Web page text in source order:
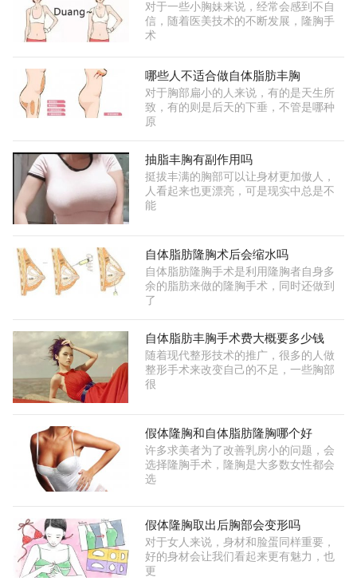
对于一些小胸妹来说，经常会感到不自
信，随着医美技术的不断发展，隆胸手
术
哪些人不适合做自体脂肪丰胸
对于胸部扁小的人来说，有的是天生所
致，有的则是后天的下垂，不管是哪种
原
抽脂丰胸有副作用吗
挺拔丰满的胸部可以让身材更加傲人，
人看起来也更漂亮，可是现实中总是不
能
自体脂肪隆胸术后会缩水吗
自体脂肪隆胸手术是利用隆胸者自身多
余的脂肪来做的隆胸手术，同时还做到
了
自体脂肪丰胸手术费大概要多少钱
随着现代整形技术的推广，很多的人做
整形手术来改变自己的不足，一些胸部
很
假体隆胸和自体脂肪隆胸哪个好
许多求美者为了改善乳房小的问题，会
选择隆胸手术，隆胸是大多数女性都会
选
假体隆胸取出后胸部会变形吗
对于女人来说，身材和脸蛋同样重要，
好的身材会让我们看起来更有魅力，也
更